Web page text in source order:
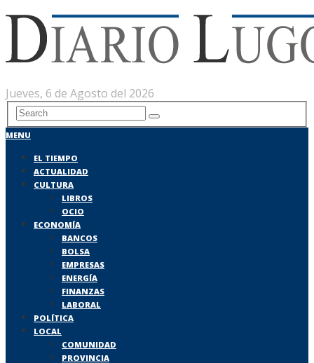
Jueves, 6 de Agosto del 2026
MENU
EL TIEMPO
ACTUALIDAD
CULTURA
LIBROS
OCIO
ECONOMÍA
BANCOS
BOLSA
EMPRESAS
ENERGÍA
FINANZAS
LABORAL
POLÍTICA
LOCAL
COMUNIDAD
PROVINCIA